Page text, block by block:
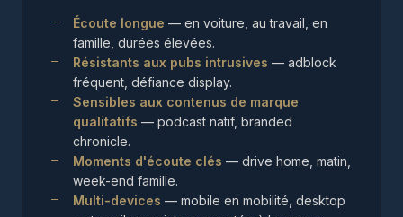
Écoute longue — en voiture, au travail, en
famille, durées élevées.
Résistants aux pubs intrusives — adblock
fréquent, défiance display.
Sensibles aux contenus de marque
qualitatifs — podcast natif, branded
chronicle.
Moments d'écoute clés — drive home, matin,
week-end famille.
Multi-devices — mobile en mobilité, desktop